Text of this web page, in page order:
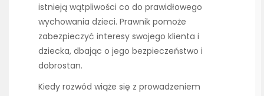
istnieją wątpliwości co do prawidłowego
wychowania dzieci. Prawnik pomoże
zabezpieczyć interesy swojego klienta i
dziecka, dbając o jego bezpieczeństwo i
dobrostan.
Kiedy rozwód wiąże się z prowadzeniem